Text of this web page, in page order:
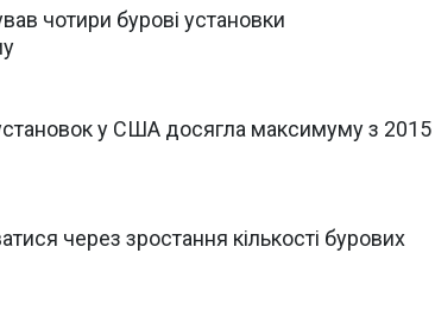
чотири бурові установки
у США досягла максимуму з 2015
через зростання кількості бурових